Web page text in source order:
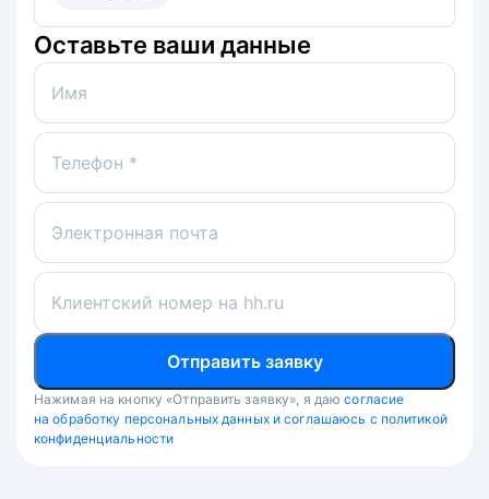
Оставьте ваши данные
Имя
Телефон *
Электронная почта
Клиентский номер на hh.ru
Отправить заявку
Нажимая на кнопку «Отправить заявку», я даю согласие
на обработку персональных данных и соглашаюсь с политикой
конфиденциальности